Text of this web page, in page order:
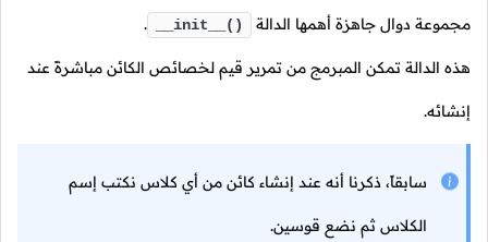
مجموعة دوال جاهزة أهمها الدالة __init__()
.
هذه الدالة تمكن المبرمج من تمرير قيم لخصائص الكائن مباشرةً عند
إنشائه.
سابقاً، ذكرنا أنه عند إنشاء كائن من أي كلاس نكتب إسم
الكلاس ثم نضع قوسين.